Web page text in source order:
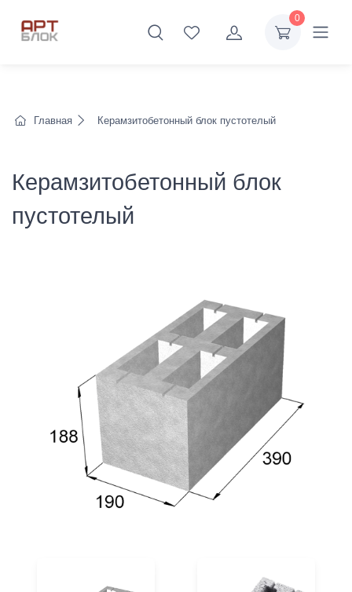
0
Главная Керамзитобетонный блок пустотелый
Керамзитобетонный блок
пустотелый